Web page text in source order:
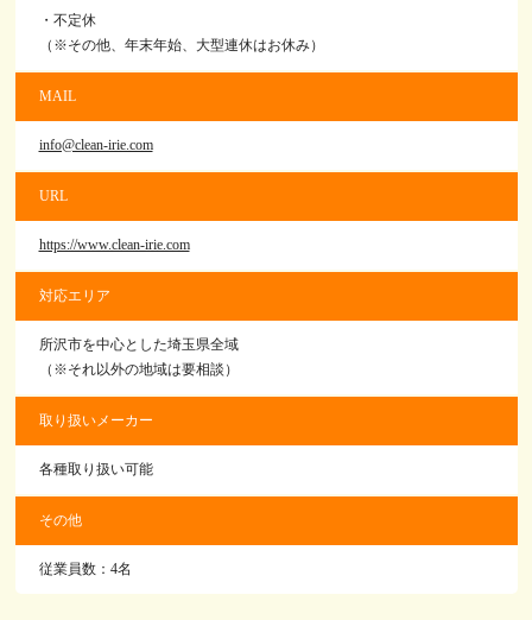
・不定休
（※その他、年末年始、大型連休はお休み）
MAIL
info@clean-irie.com
URL
https://www.clean-irie.com
対応エリア
所沢市を中心とした埼玉県全域
（※それ以外の地域は要相談）
取り扱いメーカー
各種取り扱い可能
その他
従業員数：4名